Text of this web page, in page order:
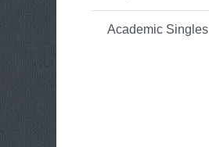
Academic Singles